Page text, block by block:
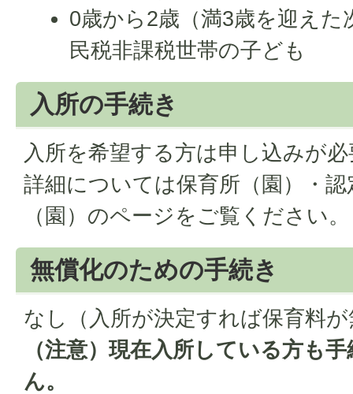
0歳から2歳（満3歳を迎えた
民税非課税世帯の子ども
入所の手続き
入所を希望する方は申し込みが
詳細については保育所（園）・
（園）のページをご覧ください。
無償化のための手続き
なし（入所が決定すれば保育料
（注意）現在入所している方も
ん。